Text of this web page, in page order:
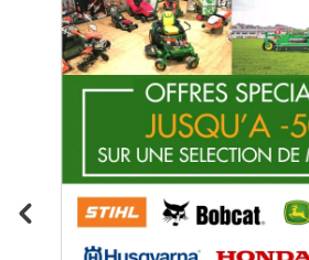
Kit protection incendie
Tsurumi